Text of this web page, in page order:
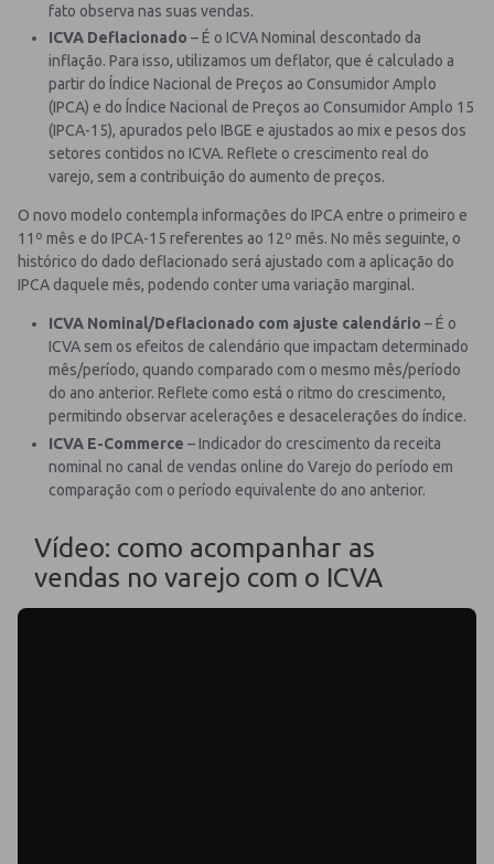
fato observa nas suas vendas.
ICVA Deflacionado – É o ICVA Nominal descontado da
inflação. Para isso, utilizamos um deflator, que é calculado a
partir do Índice Nacional de Preços ao Consumidor Amplo
(IPCA) e do Índice Nacional de Preços ao Consumidor Amplo 15
(IPCA-15), apurados pelo IBGE e ajustados ao mix e pesos dos
setores contidos no ICVA. Reflete o crescimento real do
varejo, sem a contribuição do aumento de preços.
O novo modelo contempla informações do IPCA entre o primeiro e
11º mês e do IPCA-15 referentes ao 12º mês. No mês seguinte, o
histórico do dado deflacionado será ajustado com a aplicação do
IPCA daquele mês, podendo conter uma variação marginal.
ICVA Nominal/Deflacionado com ajuste calendário – É o
ICVA sem os efeitos de calendário que impactam determinado
mês/período, quando comparado com o mesmo mês/período
do ano anterior. Reflete como está o ritmo do crescimento,
permitindo observar acelerações e desacelerações do índice.
ICVA E-Commerce – Indicador do crescimento da receita
nominal no canal de vendas online do Varejo do período em
comparação com o período equivalente do ano anterior.
Vídeo: como acompanhar as
vendas no varejo com o ICVA